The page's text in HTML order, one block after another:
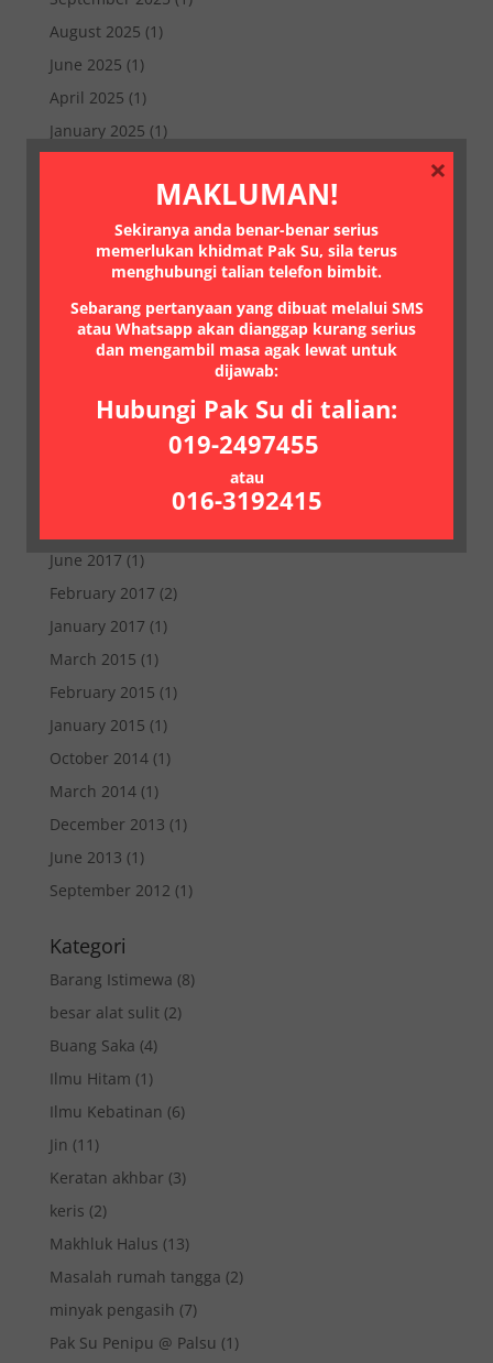
August 2025 (1)
June 2025 (1)
April 2025 (1)
January 2025 (1)
(1)
May 2023(1)
October 2022(1)
March 2021(1)
January 2021(1)
(1)
June 2017 (1)
February 2017 (2)
January 2017 (1)
March 2015 (1)
February 2015 (1)
January 2015 (1)
October 2014(1)
March 2014(1)
December 2013 (1)
June 2013 (1)
September 2012 (1)
Kategori
Barang Istimewa (8)
besar alat sulit(2)
Buang Saka (4)
Ilmu Hitam (1)
Ilmu Kebatinan (6)
Jin (11)
Keratan akhbar (3)
keris (2)
Makhluk Halus (13)
Masalah rumah tangga (2)
minyak pengasih (7)
Pak Su Penipu @ Palsu (1)
MAKLUMAN!
Sekiranya anda benar-benar serius
memerlukan khidmat Pak Su, sila terus
menghubungi talian telefon bimbit.
Sebarang pertanyaan yang dibuat melalui SMS
atau Whatsapp akan dianggap kurang serius
dan mengambil masa agak lewat untuk
dijawab:
Hubungi Pak Su di talian:
019-2497455
atau
016-3192415
×